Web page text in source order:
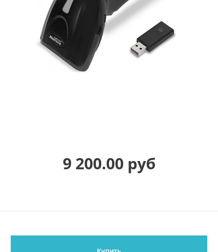
9 200.00 руб